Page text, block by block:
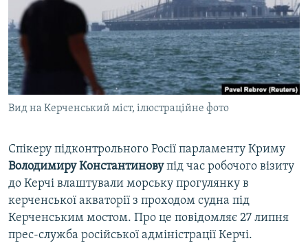
ДЕПОРТАЦІЯ
ВІДЕОУРОКИ «ELIFBE»
СВІДЧЕННЯ ОКУПАЦІЇ
УКРАЇНСЬКА ПРОБЛЕМА КРИМУ
ІНФОГРАФІКА
ЯК ОБІЙТИ БЛОКУВАННЯ
Русский
Qırımtatar
ДОЛУЧАЙСЯ!
Усі сайти RFE/RL
Вид на Керченський міст, ілюстраційне фото
Спікеру підконтрольного Росії парламенту Криму
Володимиру Константиновупід час робочого візиту
до Керчі влаштували морську прогулянку в
керченської акваторії з проходом судна під
Керченським мостом. Про це повідомляє 27 липня
прес-служба російської адміністрації Керчі.